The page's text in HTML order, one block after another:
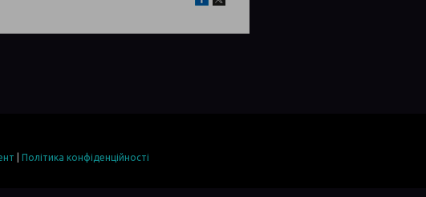
Політика конфіденційності